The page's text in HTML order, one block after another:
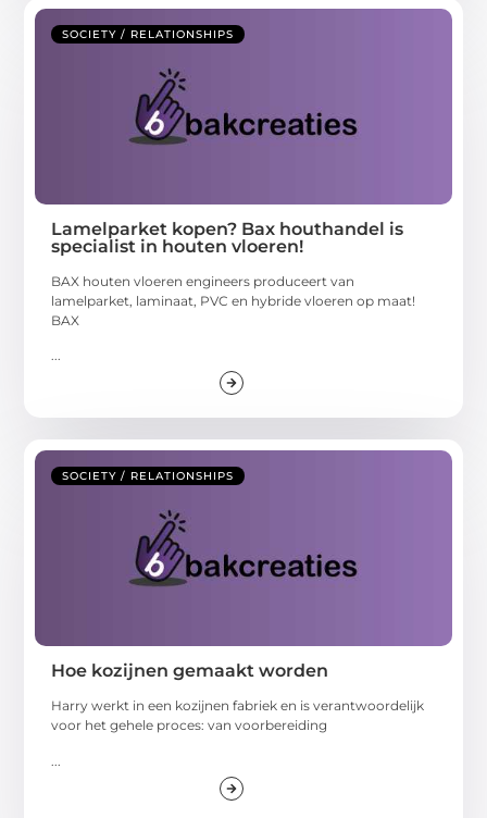
SOCIETY / RELATIONSHIPS
Lamelparket kopen? Bax houthandel is
specialist in houten vloeren!
BAX houten vloeren engineers produceert van
lamelparket, laminaat, PVC en hybride vloeren op maat!
BAX
...
SOCIETY / RELATIONSHIPS
Hoe kozijnen gemaakt worden
Harry werkt in een kozijnen fabriek en is verantwoordelijk
voor het gehele proces: van voorbereiding